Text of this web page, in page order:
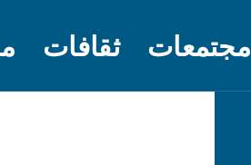
مجتمعات ثقافات